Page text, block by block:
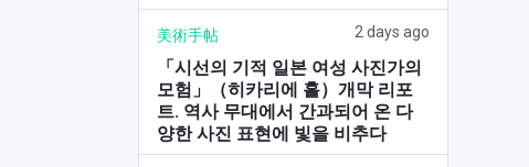
美術手帖 2 days ago
「시선의 기적 일본 여성 사진가의
모험」（히카리에 홀）개막 리포
트. 역사 무대에서 간과되어 온 다
양한 사진 표현에 빛을 비추다